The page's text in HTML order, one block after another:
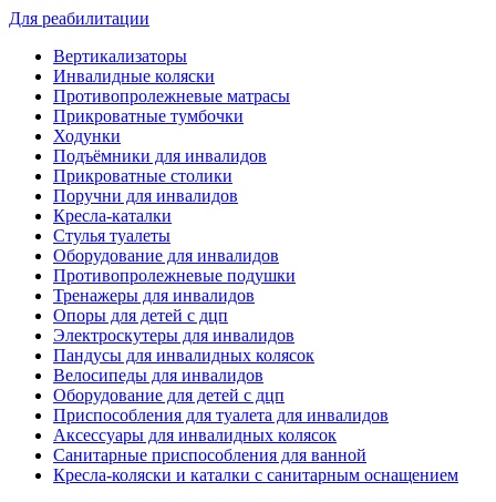
Для реабилитации
Вертикализаторы
Инвалидные коляски
Противопролежневые матрасы
Прикроватные тумбочки
Ходунки
Подъёмники для инвалидов
Прикроватные столики
Поручни для инвалидов
Кресла-каталки
Стулья туалеты
Оборудование для инвалидов
Противопролежневые подушки
Тренажеры для инвалидов
Опоры для детей с дцп
Электроскутеры для инвалидов
Пандусы для инвалидных колясок
Велосипеды для инвалидов
Оборудование для детей с дцп
Приспособления для туалета для инвалидов
Аксессуары для инвалидных колясок
Санитарные приспособления для ванной
Кресла-коляски и каталки с санитарным оснащением